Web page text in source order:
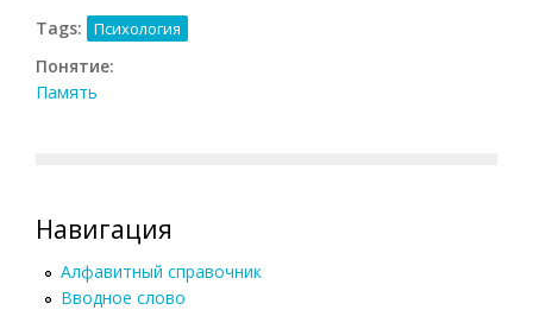
Tags: Психология
Понятие:
Память
Навигация
Алфавитный справочник
Вводное слово